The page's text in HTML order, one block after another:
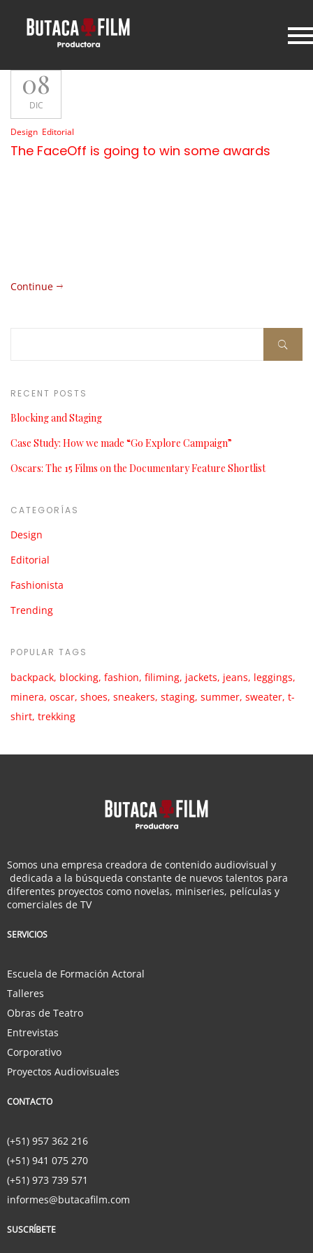
08
DIC
Design Editorial
The FaceOff is going to win some awards
Continue
RECENT POSTS
Blocking and Staging
Case Study: How we made “Go Explore Campaign”
Oscars: The 15 Films on the Documentary Feature Shortlist
CATEGORÍAS
Design
Editorial
Fashionista
Trending
POPULAR TAGS
backpack blocking fashion filiming jackets jeans leggings
minera oscar shoes sneakers staging summer sweater t-
shirt trekking
Somos una empresa creadora de contenido audiovisual y
dedicada a la búsqueda constante de nuevos talentos para
diferentes proyectos como novelas, miniseries, películas y
comerciales de TV
SERVICIOS
Escuela de Formación Actoral
Talleres
Obras de Teatro
Entrevistas
Corporativo
Proyectos Audiovisuales
CONTACTO
(+51) 957 362 216
(+51) 941 075 270
(+51) 973 739 571
informes@butacafilm.com
SUSCRÍBETE